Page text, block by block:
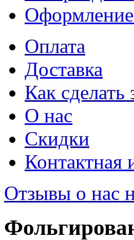
Оплата
Доставка
Как сделать
О нас
Скидки
Контактная
Отзывы о нас